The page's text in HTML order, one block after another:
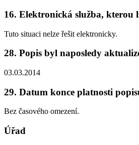
16. Elektronická služba, kterou
Tuto situaci nelze řešit elektronicky.
28. Popis byl naposledy
03.03.2014
29. Datum konce platnosti
Bez časového omezení.
Úřad